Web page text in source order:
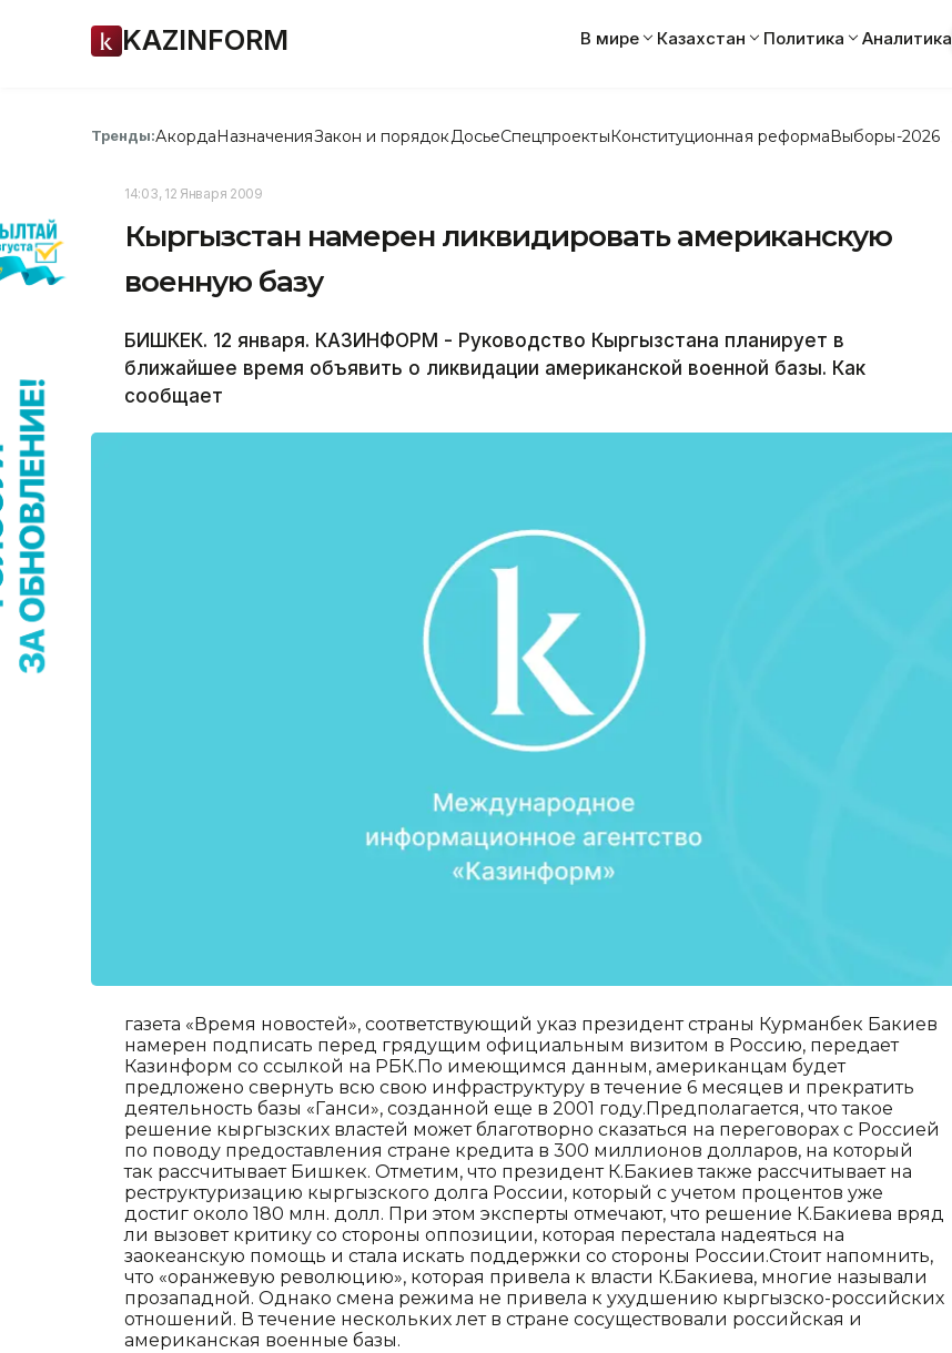
KAZINFORM В мире Казахстан Политика Аналитика
Тренды:АкордаНазначенияЗакон и порядок ДосьеСпецпроектыКонституционная реформаВыборы-2026
14:03, 12 Января 2009
Кыргызстан намерен ликвидировать американскую
военную базу
БИШКЕК. 12 января. КАЗИНФОРМ - Руководство Кыргызстана планирует в
ближайшее время объявить о ликвидации американской военной базы. Как
сообщает
газета «Время новостей», соответствующий указ президент страны Курманбек Бакиев
намерен подписать перед грядущим официальным визитом в Россию, передает
Казинформ со ссылкой на РБК.По имеющимся данным, американцам будет
предложено свернуть всю свою инфраструктуру в течение 6 месяцев и прекратить
деятельность базы «Ганси», созданной еще в 2001 году.Предполагается, что такое
решение кыргызских властей может благотворно сказаться на переговорах с Россией
по поводу предоставления стране кредита в 300 миллионов долларов, на который
так рассчитывает Бишкек. Отметим, что президент К.Бакиев также рассчитывает на
реструктуризацию кыргызского долга России, который с учетом процентов уже
достиг около 180 млн. долл. При этом эксперты отмечают, что решение К.Бакиева вряд
ли вызовет критику со стороны оппозиции, которая перестала надеяться на
заокеанскую помощь и стала искать поддержки со стороны России.Стоит напомнить,
что «оранжевую революцию», которая привела к власти К.Бакиева, многие называли
прозападной. Однако смена режима не привела к ухудшению кыргызско-российских
отношений. В течение нескольких лет в стране сосуществовали российская и
американская военные базы.